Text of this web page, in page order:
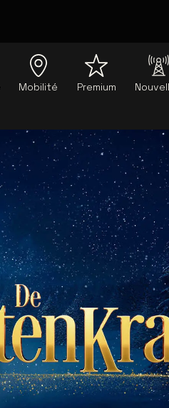
Mobilité Premium